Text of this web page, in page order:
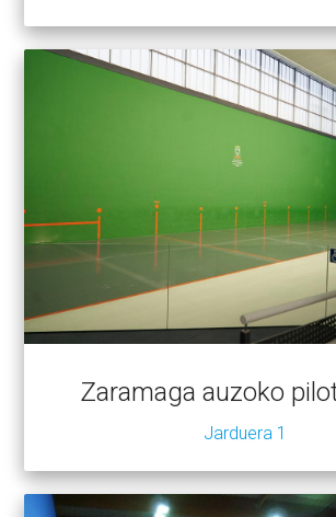
Zaramaga auzoko
Jarduera 1